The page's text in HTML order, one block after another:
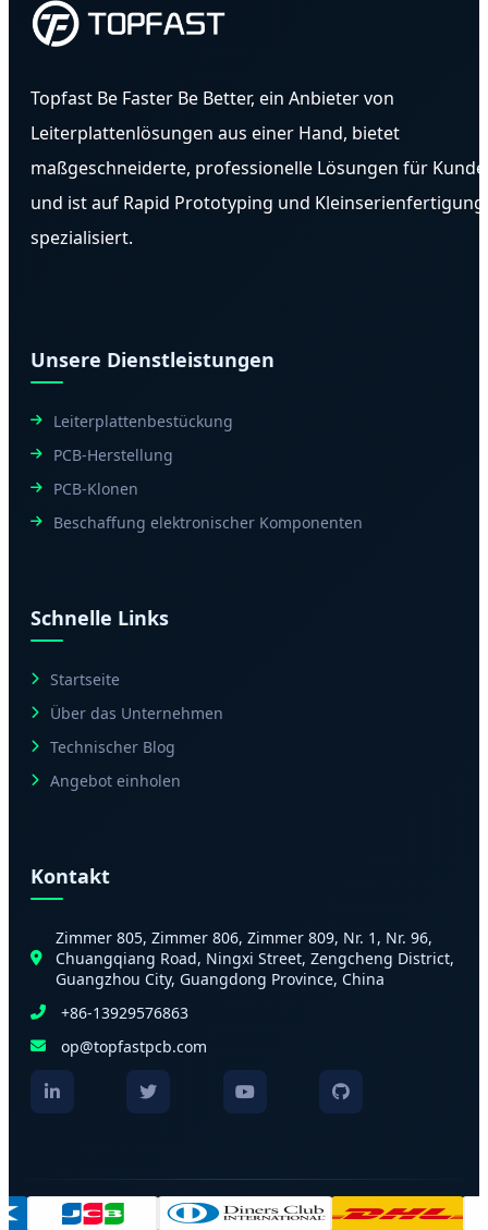
Topfast Be Faster Be Better, ein Anbieter von
Leiterplattenlösungen aus einer Hand, bietet
maßgeschneiderte, professionelle Lösungen für
und ist auf Rapid Prototyping und Kleinserienfertigung
spezialisiert.
Unsere Dienstleistungen
Leiterplattenbestückung
PCB-Herstellung
PCB-Klonen
Beschaffung elektronischer Komponenten
Schnelle Links
Startseite
Über das Unternehmen
Technischer Blog
Angebot einholen
Kontakt
Zimmer 805, Zimmer 806, Zimmer 809, Nr. 1, Nr. 96,
Chuangqiang Road, Ningxi Street, Zengcheng District,
Guangzhou City, Guangdong Province, China
+86-13929576863
op@topfastpcb.com